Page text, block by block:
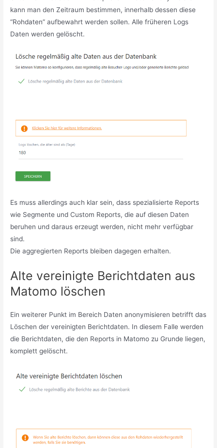
kann man den Zeitraum bestimmen, innerhalb dessen diese
“Rohdaten” aufbewahrt werden sollen. Alle früheren Logs
Daten werden gelöscht.
Es muss allerdings auch klar sein, dass spezialisierte Reports
wie Segmente und Custom Reports, die auf diesen Daten
beruhen und daraus erzeugt werden, nicht mehr verfügbar
sind.
Die aggregierten Reports bleiben dagegen erhalten.
Alte vereinigte Berichtdaten aus
Matomo löschen
Ein weiterer Punkt im Bereich Daten anonymisieren betrifft das
Löschen der vereinigten Berichtdaten. In diesem Falle werden
die Berichtdaten, die den Reports in Matomo zu Grunde liegen,
komplett gelöscht.